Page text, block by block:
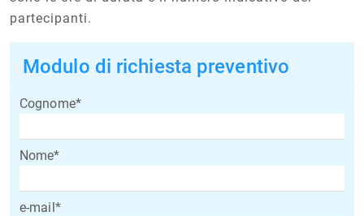
partecipanti.
Modulo di richiesta preventivo
Cognome*
Nome*
e-mail*